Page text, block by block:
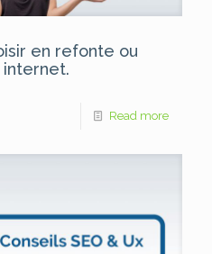
en refonte ou
internet.
Read more